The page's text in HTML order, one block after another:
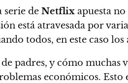
serie de Netflix apuesta
está atravesada por
todos, en este caso
y cómo muchas
económicos.